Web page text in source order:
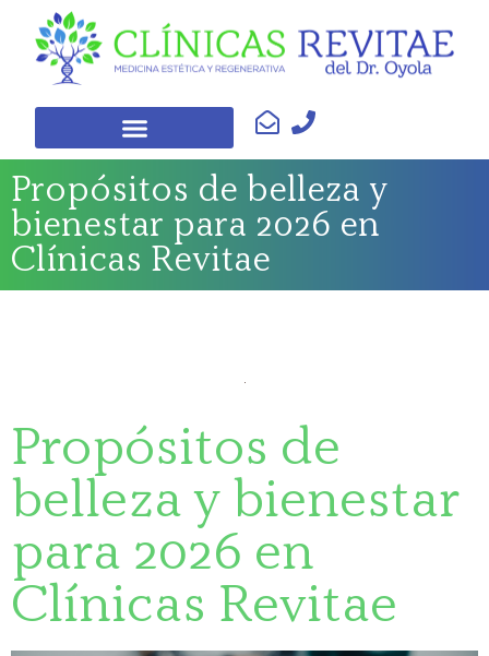
Propósitos de belleza y
bienestar para 2026 en
Clínicas Revitae
Propósitos de
belleza y bienestar
para 2026 en
Clínicas Revitae